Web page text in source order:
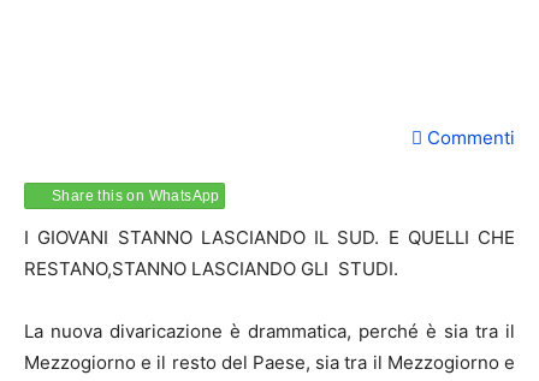
Commenti
Share this on WhatsApp
I GIOVANI STANNO LASCIANDO IL SUD. E QUELLI CHE
RESTANO,STANNO LASCIANDO GLI STUDI.
La nuova divaricazione è drammatica, perché è sia tra il
Mezzogiorno e il resto del Paese, sia tra il Mezzogiorno e